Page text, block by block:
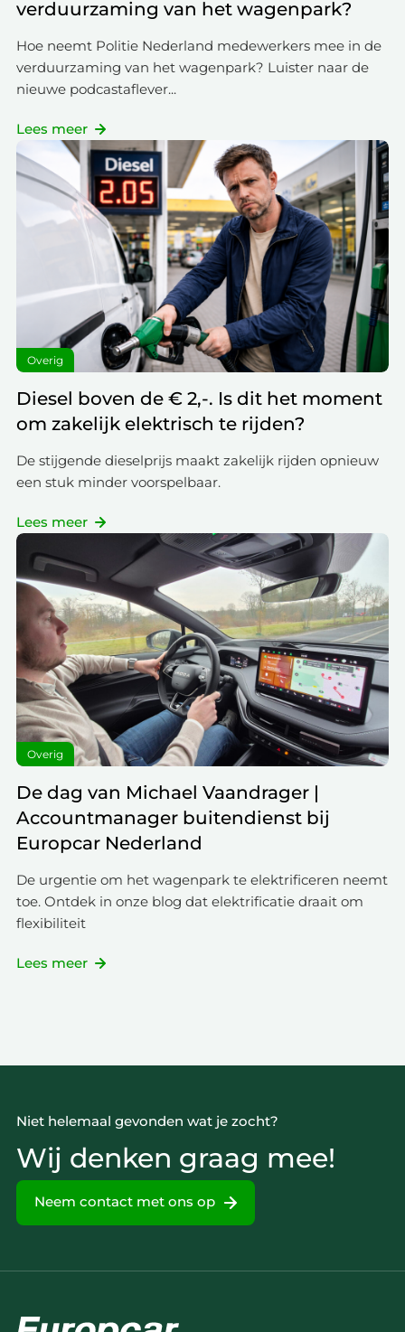
verduurzaming van het wagenpark?
Hoe neemt Politie Nederland medewerkers mee in de
verduurzaming van het wagenpark? Luister naar de
nieuwe podcastaflever...
Lees meer
Overig
Diesel boven de € 2,-. Is dit het moment
om zakelijk elektrisch te rijden?
De stijgende dieselprijs maakt zakelijk rijden opnieuw
een stuk minder voorspelbaar.
Lees meer
Overig
De dag van Michael Vaandrager |
Accountmanager buitendienst bij
Europcar Nederland
De urgentie om het wagenpark te elektrificeren neemt
toe. Ontdek in onze blog dat elektrificatie draait om
flexibiliteit
Lees meer
Niet helemaal gevonden wat je zocht?
Wij denken graag mee!
Neem contact met ons op